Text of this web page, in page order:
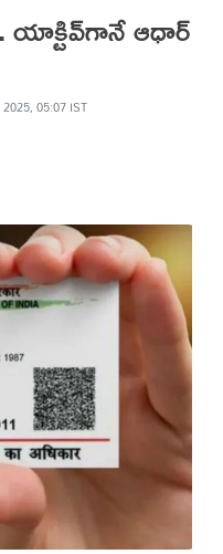
ఆధార్
05:07 IST